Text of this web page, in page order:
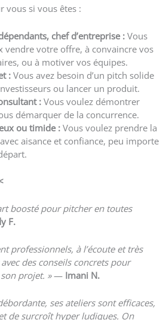
vous si vous êtes :
chef d’entreprise : Vous
vendre votre offre, à convaincre vos
ou à motiver vos équipes.
:Vous avez besoin d’un pitch solide
ou lancer un produit.
: Vous voulez démontrer
démarquer de la concurrence.
ou timide : Vous voulez prendre la
aisance et confiance, peu importe
boosté pour pitcher en toutes
F.
professionnels, à l’écoute et très
des conseils concrets pour
projet. »— Imani N.
ses ateliers sont efficaces,
de surcroît hyper ludiques. On